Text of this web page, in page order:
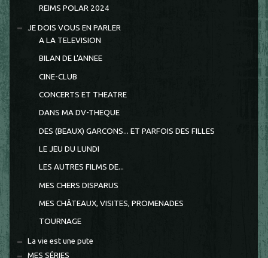
REIMS POLAR 2024
JE DOIS VOUS EN PARLER
A LA TELEVISION
BILAN DE L'ANNEE
CINE-CLUB
CONCERTS ET THEATRE
DANS MA DV-THEQUE
DES (BEAUX) GARCONS... ET PARFOIS DES FILLES
LE JEU DU LUNDI
LES AUTRES FILMS DE...
MES CHERS DISPARUS
MES CHÂTEAUX, VISITES, PROMENADES
TOURNAGE
La vie est une pute
MES SÉRIES